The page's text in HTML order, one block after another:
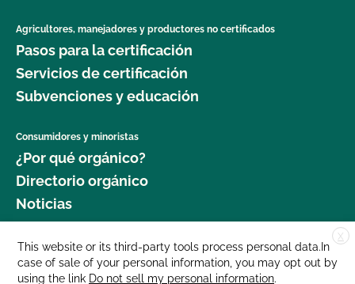
Agricultores, manejadores y productores no certificados
Pasos para la certificación
Servicios de certificación
Subvenciones y educación
Consumidores y minoristas
¿Por qué orgánico?
Directorio orgánico
Noticias
Donar
Carreras profesionales
X
This website or its third-party tools process personal data.In
case of sale of your personal information, you may opt out by
using the link Do not sell my personal information.